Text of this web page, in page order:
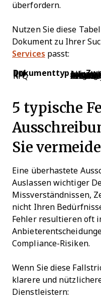
überfordern.
Nutzen Sie diese
Dokument zu Ihrer
Services passt:
Dokumenttyp
RFI Allgemeine Informationen
RFP Lösungen evaluieren
RFQ Preisangebote für klar definierte Anforderungen
5 typische
Sie
Eine überhastete
Auslassen wichtiger
Missverständnissen,
nicht Ihren
Fehler resultieren oft
Compliance-Risiken.
Wenn Sie diese
klarere und
Dienstleistern: